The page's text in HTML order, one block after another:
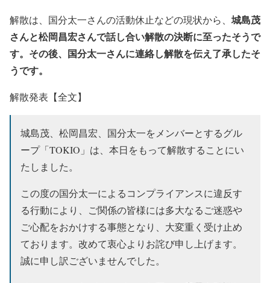
解散は、国分太一さんの活動休止などの現状から、 城島茂
さんと松岡昌宏さんで話し合い解散の決断に至ったそうで
す。その後、国分太一さんに連絡し解散を伝え了承したそ
うです。
解散発表【全文】
城島茂、松岡昌宏、国分太一をメンバーとするグル
ープ「TOKIO」は、本日をもって解散することにい
たしました。
この度の国分太一によるコンプライアンスに違反す
る行動により、ご関係の皆様には多大なるご迷惑や
ご心配をおかけする事態となり、大変重く受け止め
ております。改めて衷心よりお詫び申し上げます。
誠に申し訳ございませんでした。